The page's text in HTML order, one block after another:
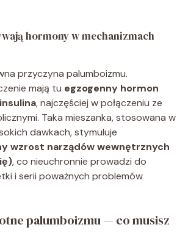
hormony w mechanizmach
przyczyna palumboizmu.
mają tu egzogenny hormon
, najczęściej w połączeniu ze
Taka mieszanka, stosowana w
dawkach, stymuluje
wzrost narządów wewnętrznych
, co nieuchronnie prowadzi do
i serii poważnych problemów
palumboizmu — co musisz